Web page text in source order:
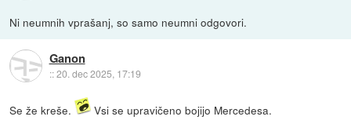
Ni neumnih vprašanj, so samo neumni odgovori.
Ganon
::20. dec 2025, 17:19
Se že kreše.
Vsi se upravičeno bojijo Mercedesa.